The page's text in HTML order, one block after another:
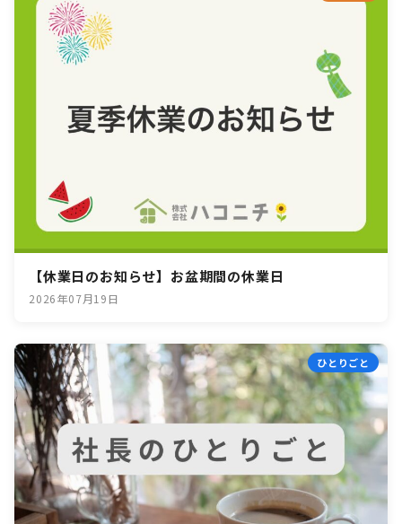
【休業日のお知らせ】お盆期間の休業日
2026年07月19日
ひとりごと